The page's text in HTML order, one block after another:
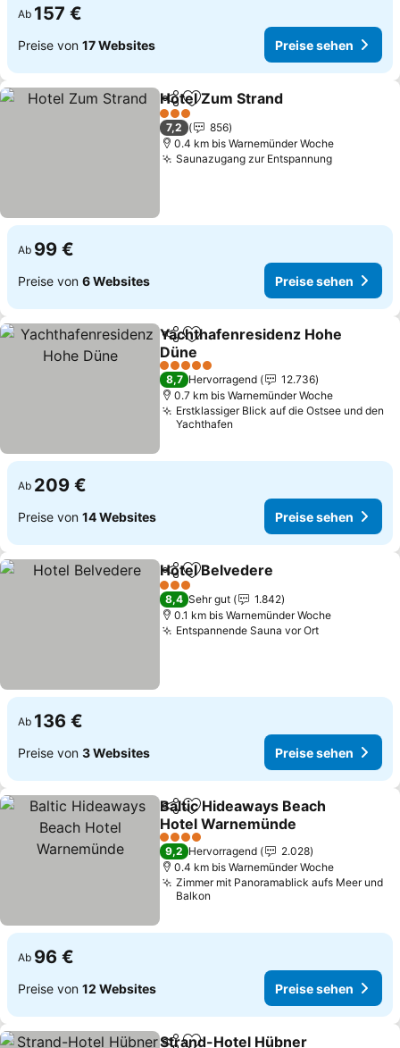
Ab 157 €
Preise von 17 Websites Preise sehen
TeilenZu Favoriten hinzufügen
Hotel Zum Strand
3 Sterne
7,2
856
0.4 km bis Warnemünder Woche
Saunazugang zur Entspannung
Ab 99 €
Preise von 6 Websites Preise sehen
TeilenZu Favoriten hinzufügen
Yachthafenresidenz Hohe
Düne
5 Sterne
8,7 Hervorragend
12.736
0.7 km bis Warnemünder Woche
Erstklassiger Blick auf die Ostsee und den
Yachthafen
Ab 209 €
Preise von 14 Websites Preise sehen
TeilenZu Favoriten hinzufügen
Hotel Belvedere
3 Sterne
8,4 Sehr gut
1.842
0.1 km bis Warnemünder Woche
Entspannende Sauna vor Ort
Ab 136 €
Preise von 3 Websites Preise sehen
TeilenZu Favoriten hinzufügen
Baltic Hideaways Beach
Hotel Warnemünde
4 Sterne
9,2 Hervorragend
2.028
0.4 km bis Warnemünder Woche
Zimmer mit Panoramablick aufs Meer und
Balkon
Ab 96 €
Preise von 12 Websites Preise sehen
Strand-Hotel Hübner